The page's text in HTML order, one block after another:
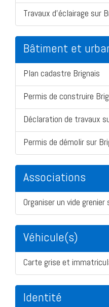
Travaux d'éclairage sur
Bâtiment et
Plan cadastre Brignais
Permis de construire
Déclaration de travaux
Permis de démolir sur
Associations
Organiser un vide grenier
Véhicule(s)
Carte grise et
Identité